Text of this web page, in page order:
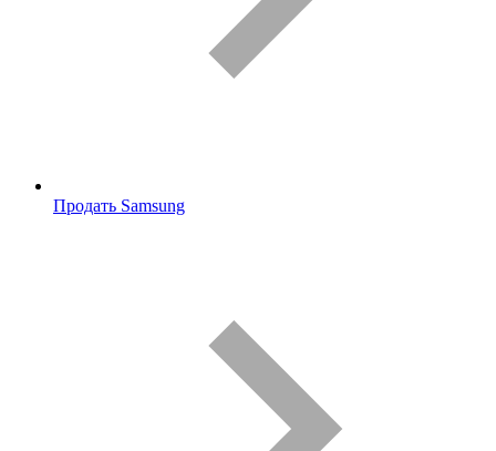
Продать Samsung